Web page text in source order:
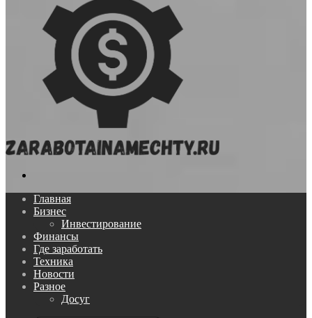
Главная
Бизнес
Инвестирование
Финансы
Где заработать
Техника
Новости
Разное
Досуг